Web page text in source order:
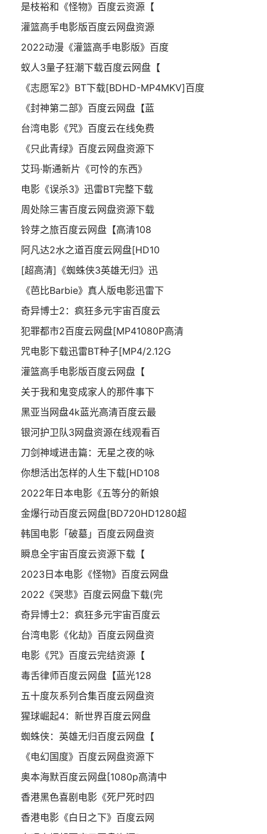
是枝裕和《怪物》百度云资源【
灌篮高手电影版百度云网盘资源
2022动漫《灌篮高手电影版》百度
蚁人3量子狂潮下载百度云网盘【
《志愿军2》BT下载[BDHD-MP4MKV]百度
《封神第二部》百度云网盘【蓝
台湾电影《咒》百度云在线免费
《只此青绿》百度云网盘资源下
艾玛·斯通新片《可怜的东西》
电影《误杀3》迅雷BT完整下载
周处除三害百度云网盘资源下载
铃芽之旅百度云网盘【高清108
阿凡达2水之道百度云网盘[HD10
[超高清]《蜘蛛侠3英雄无归》迅
《芭比Barbie》真人版电影迅雷下
奇异博士2：疯狂多元宇宙百度云
犯罪都市2百度云网盘[MP41080P高清
咒电影下载迅雷BT种子[MP4/2.12G
灌篮高手电影版百度云网盘【
关于我和鬼变成家人的那件事下
黑亚当网盘4k蓝光高清百度云最
银河护卫队3网盘资源在线观看百
刀剑神域进击篇：无星之夜的咏
你想活出怎样的人生下载[HD108
2022年日本电影《五等分的新娘
金爆行动百度云网盘[BD720HD1280超
韩国电影「破墓」百度云网盘资
瞬息全宇宙百度云资源下载【
2023日本电影《怪物》百度云网盘
2022《哭悲》百度云网盘下载(完
奇异博士2：疯狂多元宇宙百度云
台湾电影《化劫》百度云网盘资
电影《咒》百度云完结资源【
毒舌律师百度云网盘【蓝光128
五十度灰系列合集百度云网盘资
猩球崛起4：新世界百度云网盘
蜘蛛侠：英雄无归百度云网盘【
《电幻国度》百度云网盘资源下
奥本海默百度云网盘[1080p高清中
香港黑色喜剧电影《死尸死时四
香港电影《白日之下》百度云网